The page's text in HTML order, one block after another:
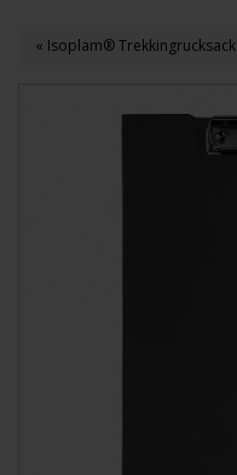
« Isoplam® Trekkingrucksack